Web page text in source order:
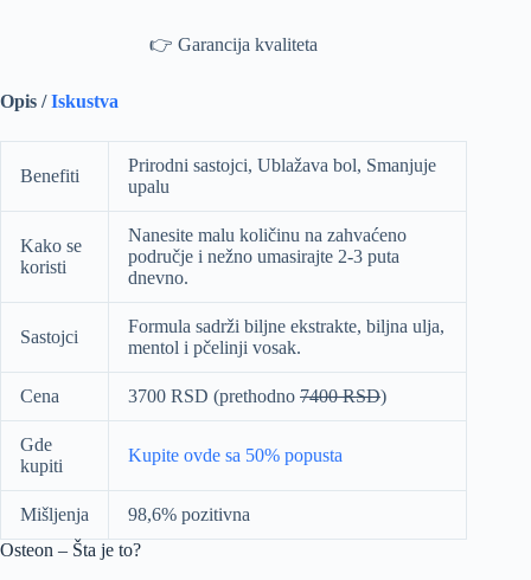
👉 Garancija kvaliteta
Opis /Iskustva
Benefiti
Prirodni sastojci, Ublažava bol, Smanjuje
upalu
Kako se
koristi
Nanesite malu količinu na zahvaćeno
područje i nežno umasirajte 2-3 puta
dnevno.
Sastojci
Formula sadrži biljne ekstrakte, biljna ulja,
mentol i pčelinji vosak.
Cena 3700 RSD (prethodno 7400 RSD)
Gde
kupiti
Kupite ovde sa 50% popusta
Mišljenja
98,6% pozitivna
Osteon – Šta je to?